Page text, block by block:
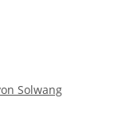
Solwang